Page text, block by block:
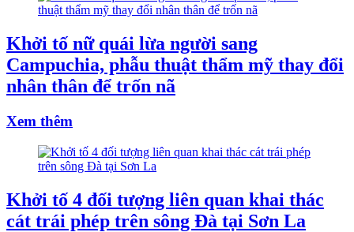
Khởi tố nữ quái lừa người sang
Campuchia, phẫu thuật thẩm mỹ thay đổi
nhân thân để trốn nã
Xem thêm
Khởi tố 4 đối tượng liên quan khai thác
cát trái phép trên sông Đà tại Sơn La